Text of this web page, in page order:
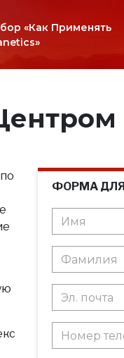
«Как Применять
ФОРМА